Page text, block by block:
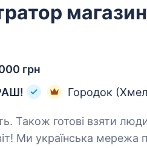
грн
Городок
Також готові взяти